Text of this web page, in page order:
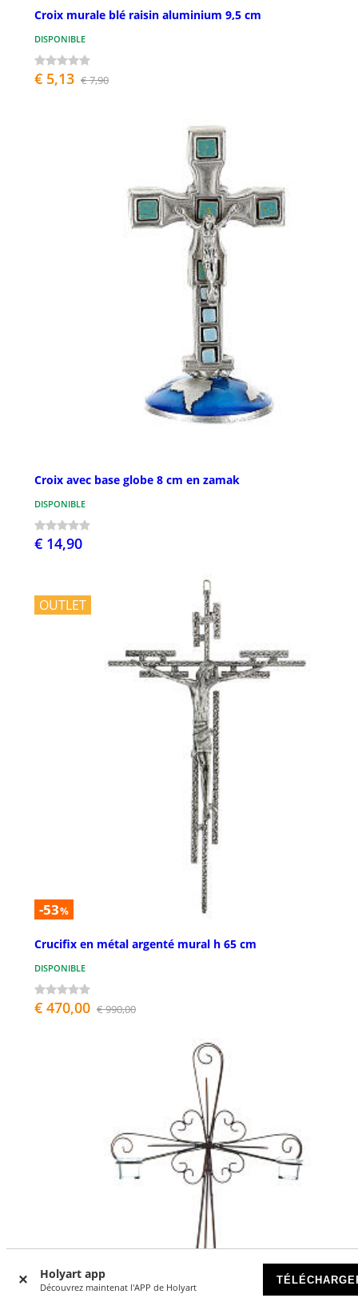
Holyart app
Découvrez maintenat l'APP de Holyart
Croix murale blé raisin aluminium 9,5 cm
DISPONIBLE
€ 5,13 € 7,90
Croix avec base globe 8 cm en zamak
DISPONIBLE
€ 14,90
OUTLET
-53%
Crucifix en métal argenté mural h 65 cm
DISPONIBLE
€ 470,00 € 990,00